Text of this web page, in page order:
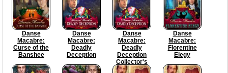
Danse
Macabre:
Curse of the
Banshee
Danse
Macabre:
Deadly
Deception
Danse
Macabre:
Deadly
Deception
Collector's
Edition
Danse
Macabre:
Florentine
Elegy